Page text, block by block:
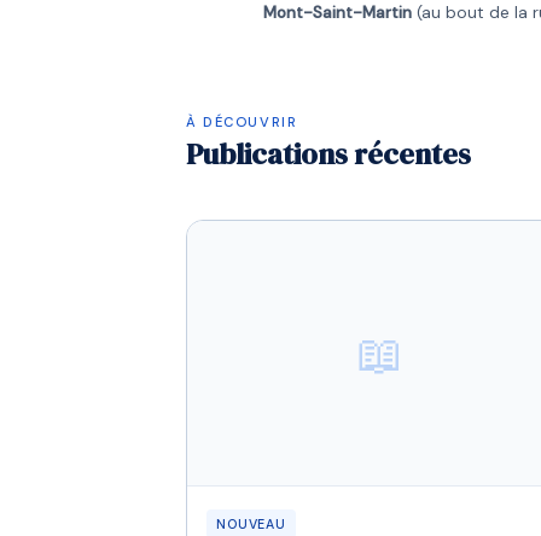
Mont-Saint-Martin (au bout de la
À DÉCOUVRIR
Publications récentes
📖
NOUVEAU